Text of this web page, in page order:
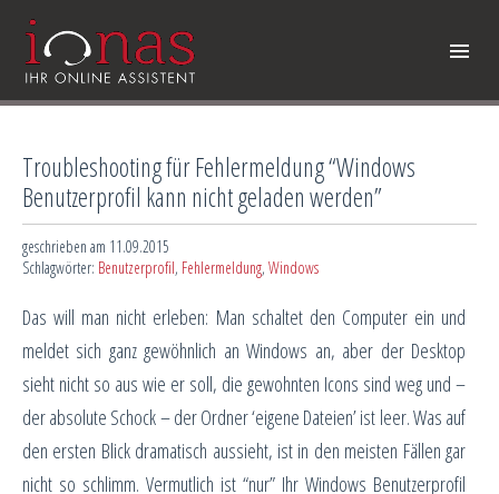
Troubleshooting für Fehlermeldung “Windows
Benutzerprofil kann nicht geladen werden”
geschrieben am 11.09.2015
Schlagwörter: Benutzerprofil, Fehlermeldung, Windows
Das will man nicht erleben: Man schaltet den Computer ein und
meldet sich ganz gewöhnlich an Windows an, aber der Desktop
sieht nicht so aus wie er soll, die gewohnten Icons sind weg und –
der absolute Schock – der Ordner ‘eigene Dateien’ ist leer. Was auf
den ersten Blick dramatisch aussieht, ist in den meisten Fällen gar
nicht so schlimm. Vermutlich ist “nur” Ihr Windows Benutzerprofil